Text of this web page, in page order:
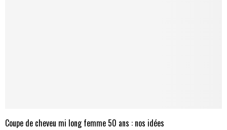
Coupe de cheveu mi long femme 50 ans : nos idées